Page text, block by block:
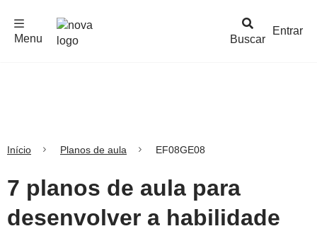
Buscar
Menu
Entrar
Início Planos de aula EF08GE08
7 planos de aula para
desenvolver a habilidade